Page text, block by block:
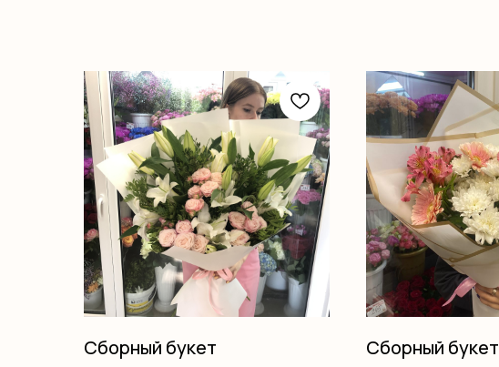
Сборный букет Сборный букет